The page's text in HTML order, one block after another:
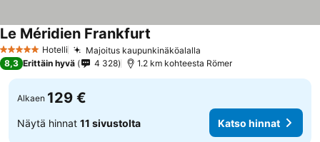
5 Tähtiluokitus
Hotelli Majoitus kaupunkinäköalalla
Le Méridien Frankfurt
8,3 Erittäin hyvä 4 328 1.2 km kohteesta Römer
Alkaen 129 €
Näytä hinnat 11 sivustolta Katso hinnat